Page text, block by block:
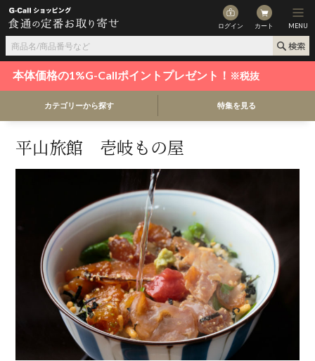
ログイン カート MENU
本体価格の1%G-Callポイントプレゼント！ ※税抜
カテゴリーから探す 特集を見る
平山旅館 壱岐もの屋